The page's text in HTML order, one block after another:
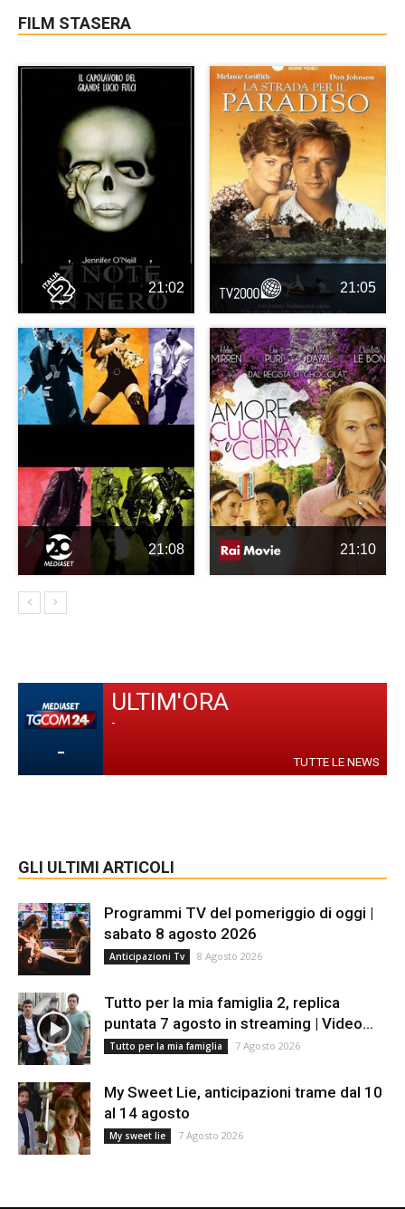
FILM STASERA
21:02 21:05
21:08 21:10
-
ULTIM'ORA
-
TUTTE LE NEWS
GLI ULTIMI ARTICOLI
Programmi TV del pomeriggio di oggi |
sabato 8 agosto 2026
Anticipazioni Tv 8 Agosto 2026
Tutto per la mia famiglia 2, replica
puntata 7 agosto in streaming | Video...
Tutto per la mia famiglia 7 Agosto 2026
My Sweet Lie, anticipazioni trame dal 10
al 14 agosto
My sweet lie 7 Agosto 2026